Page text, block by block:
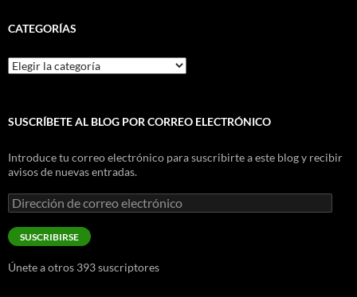
CATEGORÍAS
Categorías
SUSCRÍBETE AL BLOG POR CORREO ELECTRÓNICO
Introduce tu correo electrónico para suscribirte a este blog y recibir
avisos de nuevas entradas.
Dirección
de
correo
electrónico
SUSCRIBIRSE
Únete a otros 393 suscriptores